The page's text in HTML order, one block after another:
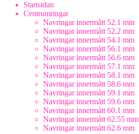
Startsidan
Centrumringar
Navringar innermått 52.1 mm
Navringar innermått 52.2 mm
Navringar innermått 54.1 mm
Navringar innermått 56.1 mm
Navringar innermått 56.6 mm
Navringar innermått 57.1 mm
Navringar innermått 58.1 mm
Navringar innermått 58.6 mm
Navringar innermått 59.1 mm
Navringar innermått 59.6 mm
Navringar innermått 60.1 mm
Navringar innermått 62.55 mm
Navringar innermått 62.6 mm